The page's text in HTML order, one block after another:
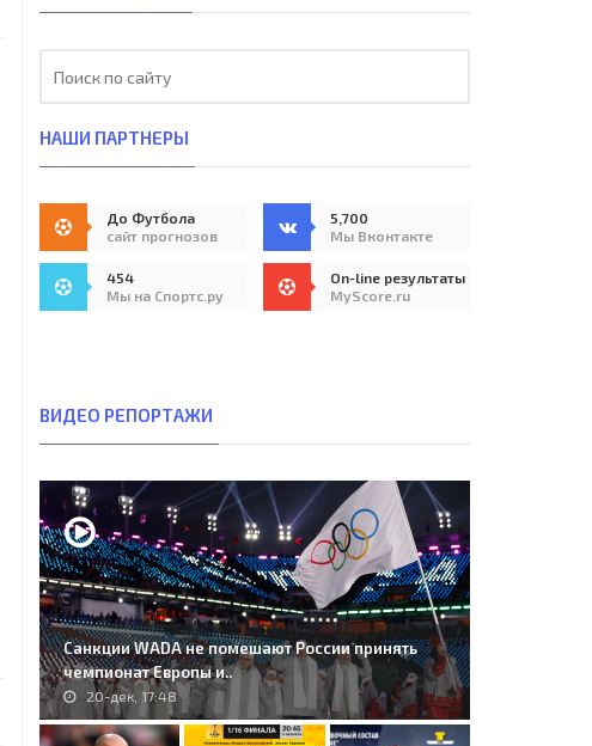
НАШИ ПАРТНЕРЫ
До Футбола
сайт прогнозов
5,700
Мы Вконтакте
454
Мы на Спортс.ру
On-line результаты
MyScore.ru
ВИДЕО РЕПОРТАЖИ
Санкции WADA не помешают России принять
чемпионат Европы и..
20-дек, 17:48